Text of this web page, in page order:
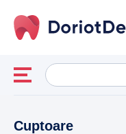
Caută
după:When
Cuptoare